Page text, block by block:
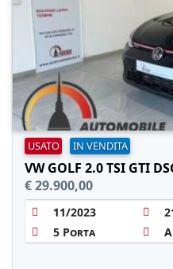
USATO IN VENDITA
VW GOLF 2.0 TSI GTI
€ 29.900,00
11/2023
5 Porta